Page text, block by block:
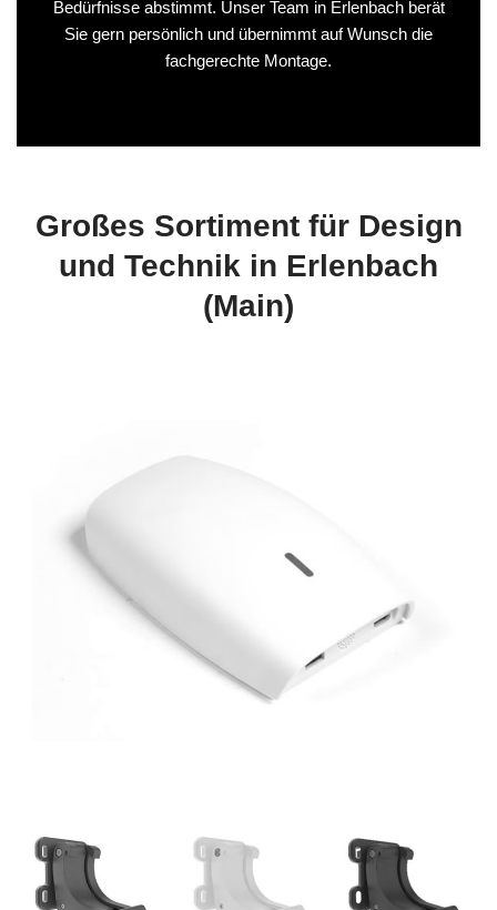
Bedürfnisse abstimmt. Unser Team in Erlenbach berät
Sie gern persönlich und übernimmt auf Wunsch die
fachgerechte Montage.
Großes Sortiment für Design
und Technik in Erlenbach
(Main)